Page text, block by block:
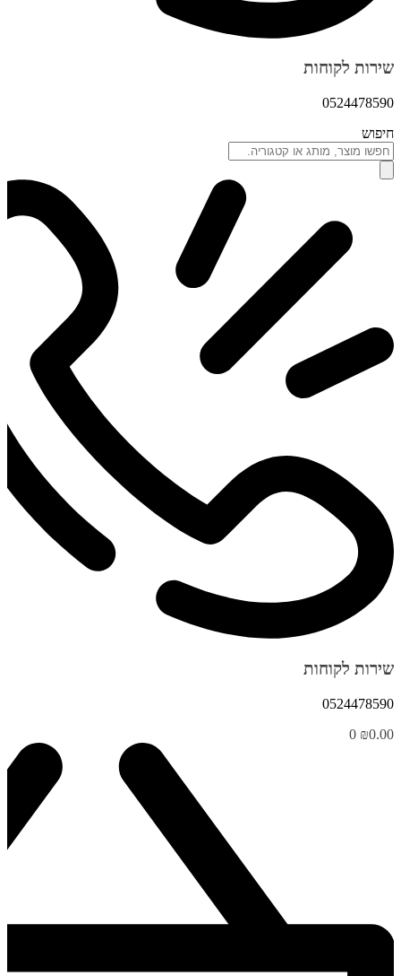
שירות לקוחות
0524478590
חיפוש
שירות לקוחות
0524478590
₪0.00
0